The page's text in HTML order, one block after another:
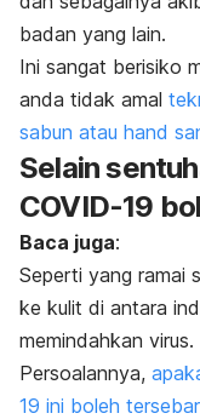
badan yang lain.
Ini sangat berisiko
anda tidak amal
sabun atau hand
Selain
COVID-19
Baca juga:
Seperti yang ramai
ke kulit di antara
memindahkan virus.
Persoalannya,
19 ini boleh tersebar